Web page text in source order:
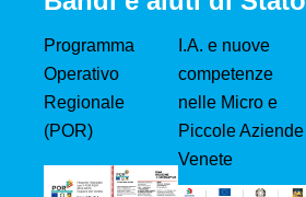
Programma
Operativo
Regionale
(POR)
I.A. e nuove
competenze
nelle Micro e
Piccole Aziende
Venete